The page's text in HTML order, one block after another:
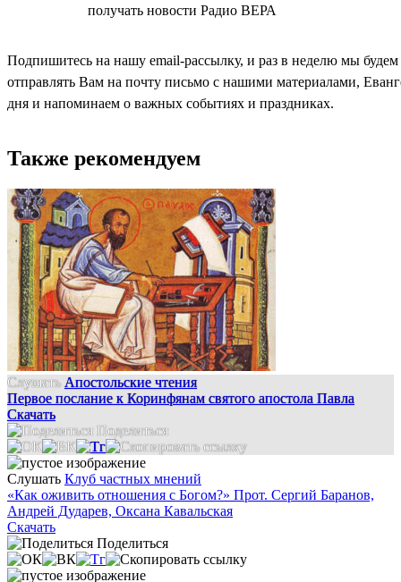
получать новости Радио ВЕРА
Подпишитесь на нашу email-рассылку, и раз в неделю мы будем
отправлять Вам на почту письмо с нашими материалами,
дня и напоминаем о важных событиях и праздниках.
Также рекомендуем
Слушать Апостольские чтения
Первое послание к Коринфянам святого апостола Павла
Скачать
Поделиться
Слушать Клуб частных мнений
«Как оживить отношения с Богом?» Прот. Сергий Баранов,
Андрей Дударев, Оксана Кавальская
Скачать
Поделиться